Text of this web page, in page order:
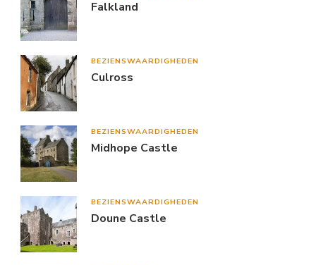
Falkland
BEZIENSWAARDIGHEDEN
Culross
BEZIENSWAARDIGHEDEN
Midhope Castle
BEZIENSWAARDIGHEDEN
Doune Castle